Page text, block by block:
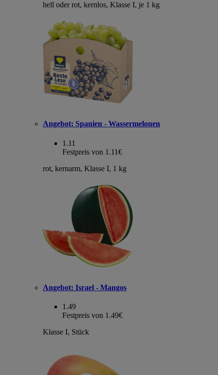
hell oder rot, kernlos, Klasse I, je 1 kg
Angebot: Spanien - Wassermelonen
1.11
Festpreis von 1.11€
rot, kernarm, Klasse I, 1 kg
Angebot: Israel - Mangos
1.49
Festpreis von 1.49€
Klasse I, Stück